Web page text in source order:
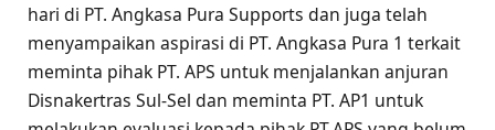
hari di PT. Angkasa Pura Supports dan juga telah
menyampaikan aspirasi di PT. Angkasa Pura 1 terkait
meminta pihak PT. APS untuk menjalankan anjuran
Disnakertras Sul-Sel dan meminta PT. AP1 untuk